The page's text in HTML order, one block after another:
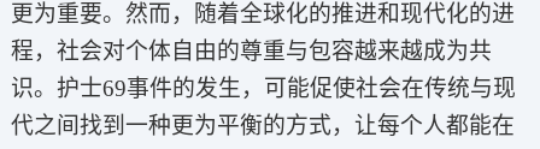
更为重要。然而，随着全球化的推进和现代化的进
程，社会对个体自由的尊重与包容越来越成为共
识。护士69事件的发生，可能促使社会在传统与现
代之间找到一种更为平衡的方式，让每个人都能在